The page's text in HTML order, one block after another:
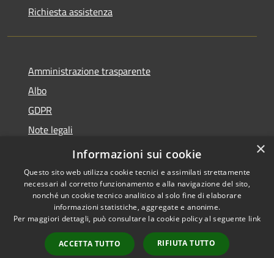
Richiesta assistenza
Amministrazione trasparente
Albo
GDPR
Note legali
Dichiarazione di accessibilità
Accessibilità
Copyright © 2026 • Comune di
Cattolica • Powered by
Municipium•
Accesso
×
Informazioni sui cookie
Questo sito web utilizza cookie tecnici e assimilati strettamente
necessari al corretto funzionamento e alla navigazione del sito,
nonché un cookie tecnico analitico al solo fine di elaborare
informazioni statistiche, aggregate e anonime.
Per maggiori dettagli, può consultare la cookie policy al seguente link
ACCETTA TUTTO RIFIUTA TUTTO